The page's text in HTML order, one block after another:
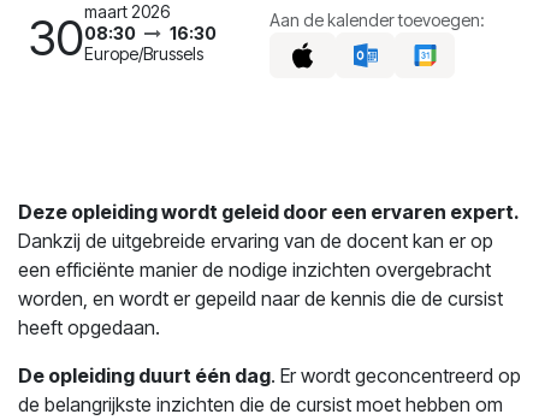
30maart 2026
08:30
16:30
Europe/Brussels
Aan de kalender toevoegen:
Deze opleiding wordt geleid door een ervaren expert.
Dankzij de uitgebreide ervaring van de docent kan er op
een efficiënte manier de nodige inzichten overgebracht
worden, en wordt er gepeild naar de kennis die de cursist
heeft opgedaan.
De opleiding duurt één dag. Er wordt geconcentreerd op
de belangrijkste inzichten die de cursist moet hebben om